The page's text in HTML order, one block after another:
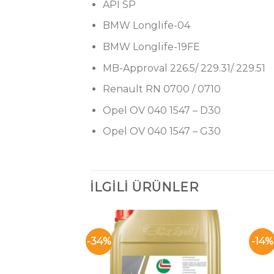
API SP
BMW Longlife-04
BMW Longlife-19FE
MB-Approval 226.5/ 229.31/ 229.51
Renault RN 0700 / 0710
Opel OV 040 1547 – D30
Opel OV 040 1547 – G30
İLGILI ÜRÜNLER
-34% -14%